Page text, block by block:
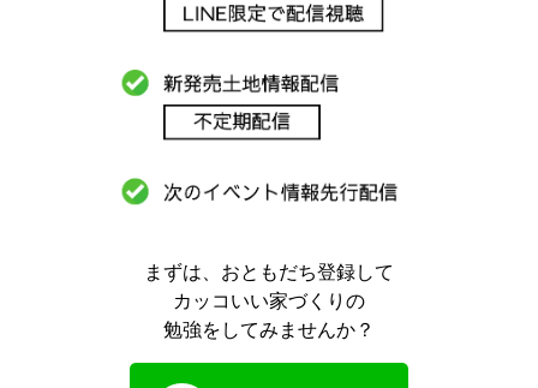
まずは、おともだち登録して
カッコいい家づくりの
勉強をしてみませんか？